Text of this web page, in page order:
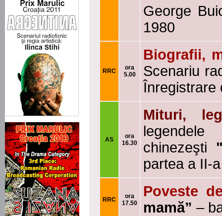
George
1980
RRC
ora
5.00
Biografii,
Scenariu
Înregistrare
AS
ora
16.30
Mituri,
chinezeşti
partea a II-a
RRC
ora
17.50
Poveste
mamă” –